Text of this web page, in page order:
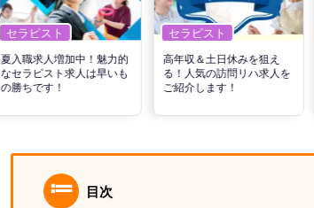
セラピスト
夏入職求人増加中！魅力的
なセラピスト求人は早いも
の勝ちです！
セラピスト
高年収＆土日休みを狙え
る！人気の訪問リハ求人を
ご紹介します！
目次